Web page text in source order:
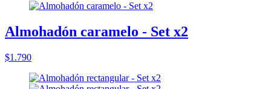
Almohadón caramelo - Set x2
$1.790